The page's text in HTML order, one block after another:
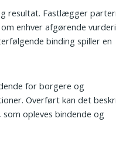
resultat. Fastlægger
enhver afgørende
binding spiller en
for borgere og
Overført kan det
opleves bindende og